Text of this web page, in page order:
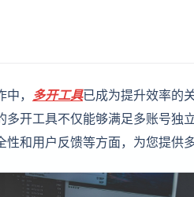
， 多开工具已成为提升效率的
开工具不仅能够满足多账号独
和用户反馈等方面，为您提供